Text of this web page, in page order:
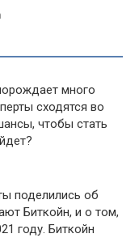
много
сходятся во
чтобы стать
поделились об
Биткойн, и о том,
году. Биткойн